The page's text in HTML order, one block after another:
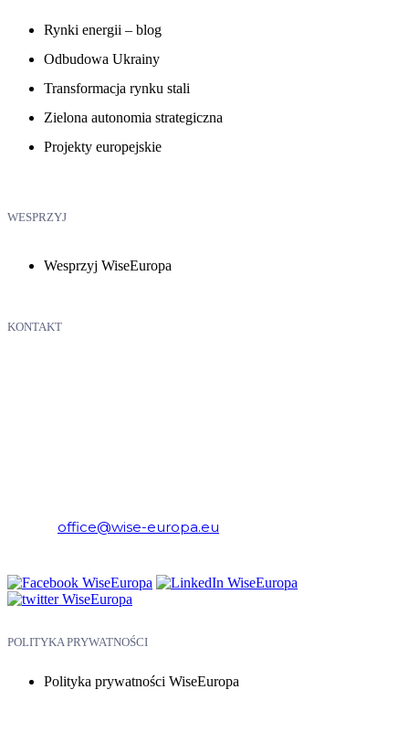
Rynki energii – blog
Odbudowa Ukrainy
Transformacja rynku stali
Zielona autonomia strategiczna
Projekty europejskie
WESPRZYJ
Wesprzyj WiseEuropa
KONTAKT
office@wise-europa.eu
POLITYKA PRYWATNOŚCI
Polityka prywatności WiseEuropa